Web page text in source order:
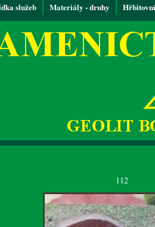
služeb Materiály - druhy
112